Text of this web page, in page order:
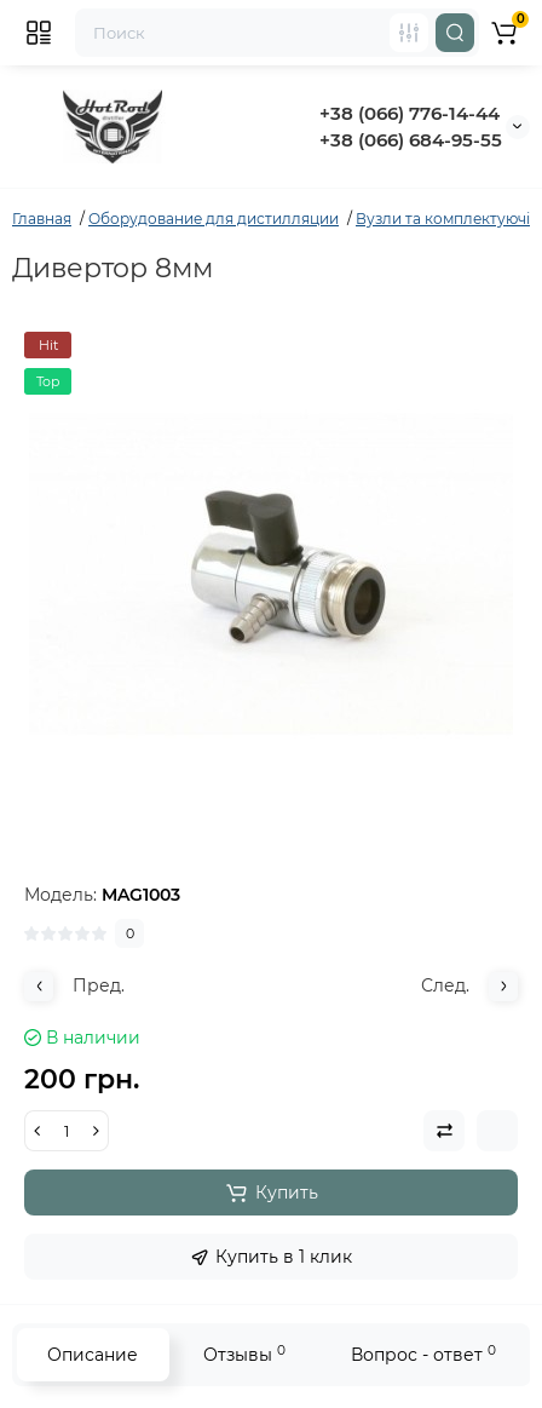
+38 (066) 776-14-44
‭+38 (066) 684-95-55‬
0
Главная Оборудование для дистилляции Вузли та комплектуючі
Дивертор 8мм
Hit
Top
Модель: MAG1003
0
Пред. След.
В наличии
200 грн.
Купить
Купить в 1 клик
Описание Отзывы 0 Вопрос - ответ 0